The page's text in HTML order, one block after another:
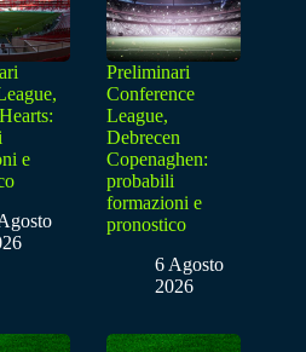
e
Preliminari
Conference
League,
Debrecen
Copenaghen:
probabili
formazioni e
pronostico
6 Agosto
2026